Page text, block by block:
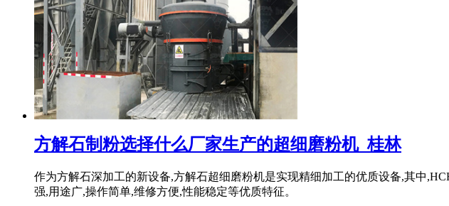
方解石制粉选择什么厂家生产的超细磨粉机_桂林
作为方解石深加工的新设备,方解石超细磨粉机是实现精细加工的优质设备,其中
强,用途广,操作简单,维修方便,性能稳定等优质特征。